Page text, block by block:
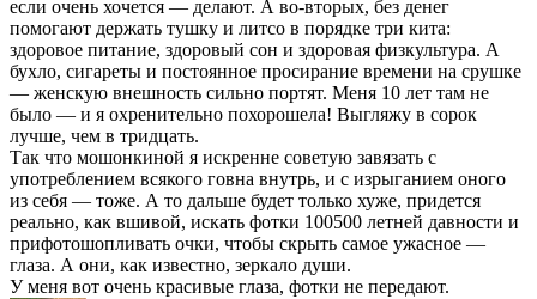
если очень хочется — делают. А во-вторых, без денег
помогают держать тушку и литсо в порядке три кита:
здоровое питание, здоровый сон и здоровая физкультура. А
бухло, сигареты и постоянное просирание времени на срушке
— женскую внешность сильно портят. Меня 10 лет там не
было — и я охренительно похорошела! Выгляжу в сорок
лучше, чем в тридцать.
Так что мошонкиной я искренне советую завязать с
употреблением всякого говна внутрь, и с изрыганием оного
из себя — тоже. А то дальше будет только хуже, придется
реально, как вшивой, искать фотки 100500 летней давности и
прифотошопливать очки, чтобы скрыть самое ужасное —
глаза. А они, как известно, зеркало души.
У меня вот очень красивые глаза, фотки не передают.